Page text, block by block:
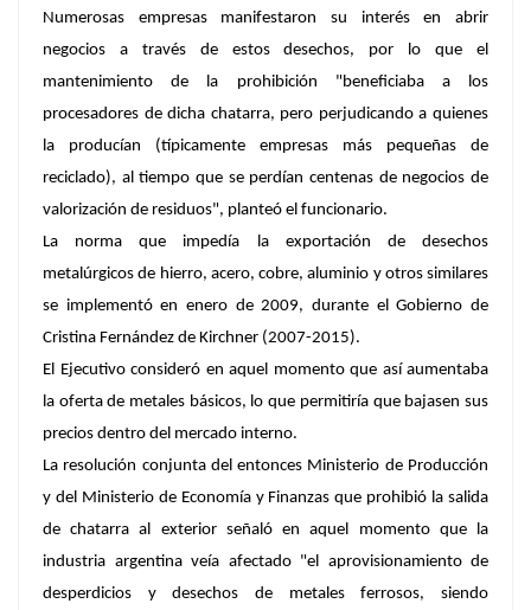
Numerosas empresas manifestaron su interés en abrir
negocios a través de estos desechos, por lo que el
mantenimiento de la prohibición "beneficiaba a los
procesadores de dicha chatarra, pero perjudicando a quienes
la producían (típicamente empresas más pequeñas de
reciclado), al tiempo que se perdían centenas de negocios de
valorización de residuos", planteó el funcionario.
La norma que impedía la exportación de desechos
metalúrgicos de hierro, acero, cobre, aluminio y otros similares
se implementó en enero de 2009, durante el Gobierno de
Cristina Fernández de Kirchner (2007-2015).
El Ejecutivo consideró en aquel momento que así aumentaba
la oferta de metales básicos, lo que permitiría que bajasen sus
precios dentro del mercado interno.
La resolución conjunta del entonces Ministerio de Producción
y del Ministerio de Economía y Finanzas que prohibió la salida
de chatarra al exterior señaló en aquel momento que la
industria argentina veía afectado "el aprovisionamiento de
desperdicios y desechos de metales ferrosos, siendo